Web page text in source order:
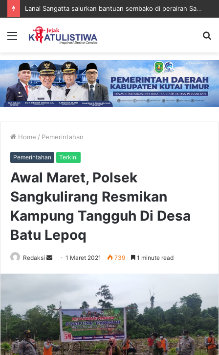
Lanal Sangatta salurkan bantuan sembako di perairan Sangatta
Menu
Home / Pemerintahan
Pemerintahan Terkini
Awal Maret, Polsek
Sangkulirang Resmikan
Kampung Tangguh Di Desa
Batu Lepoq
Redaksi
Send1 Maret 2021 739 1 minute read